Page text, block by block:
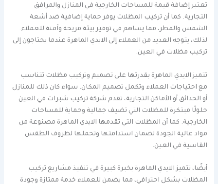
تعتبر إضافة قيمة للمساحات الخارجية في المنازل والمرافق
التجارية. كما أن تركيب المظلات يوفر حماية إضافية ضد أشعة
الشمس والمطر، مما يساهم في توفير بيئة مريحة وآمنة للعملاء.
لذلك، يتوجه العديد من العملاء إلى الايدي الماهرة عندما يحتاجون إلى
تركيب مظلات في العين.
تتميز الايدي الماهرة بقدرتها على تصميم وتركيب مظلات تتناسب
مع احتياجات العملاء وتكمل تصميم المكان. سواء كان ذلك للمنازل
أو الحدائق أو الأماكن التجارية، تقدم شركة تركيب شبرات في العين
حلولًا مبتكرة للمظلات التي تضيف جمالية وحماية للمساحات
الخارجية. كما أن المظلات التي تقدمها الايدي الماهرة مصنوعة من
مواد عالية الجودة لضمان استدامتها وتحملها لظروف الطقس
القاسية في العين.
أيضًا، تتميز الايدي الماهرة بخبرة كبيرة في تنفيذ مشاريع تركيب
المظلات بشكل احترافي، مما يضمن للعملاء خدمة ممتازة وجودة